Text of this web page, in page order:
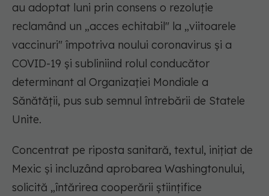
au adoptat luni prin consens o rezoluție
reclamând un „acces echitabil" la „viitoarele
vaccinuri" împotriva noului coronavirus și a
COVID-19 și subliniind rolul conducător
determinant al Organizației Mondiale a
Sănătății, pus sub semnul întrebării de Statele
Unite.
Concentrat pe riposta sanitară, textul, inițiat de
Mexic și incluzând aprobarea Washingtonului,
solicită „întărirea cooperării științifice